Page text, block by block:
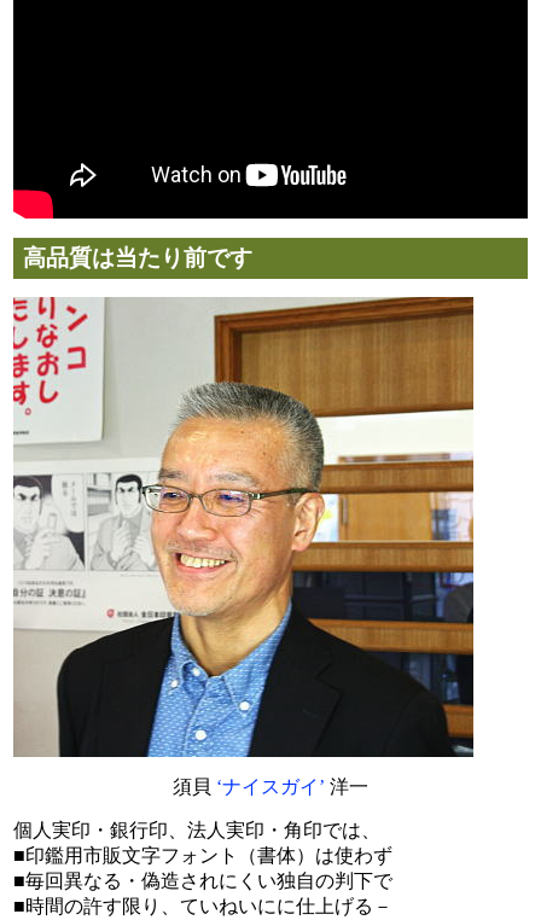
高品質は当たり前です
須貝 ‘ナイスガイ’ 洋一
個人実印・銀行印、法人実印・角印では、
■印鑑用市販文字フォント（書体）は使わず
■毎回異なる・偽造されにくい独自の判下で
■時間の許す限り、ていねいにに仕上げる－